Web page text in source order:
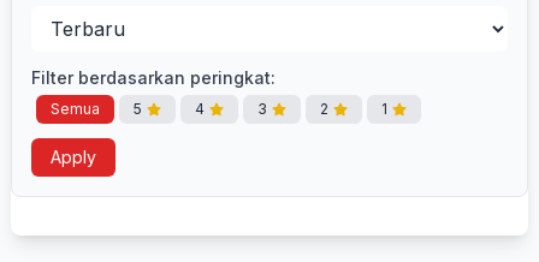
Filter berdasarkan peringkat:
Semua 5 4 3 2 1
Apply